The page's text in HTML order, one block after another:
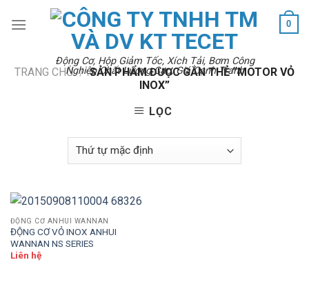
Động Cơ, Hộp Giảm Tốc, Xích Tải, Bơm Công
Nghiệp Chất Lượng Cao, Giá Cạnh Tranh
0
TRANG CHỦ / SẢN PHẨM ĐƯỢC GẮN THẺ “MOTOR VỎ
INOX”
LỌC
ĐỘNG CƠ ANHUI WANNAN
ĐỘNG CƠ VỎ INOX ANHUI
WANNAN NS SERIES
Liên hệ